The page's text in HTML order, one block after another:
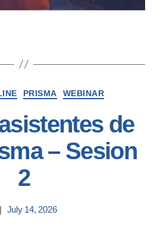
PRISMA WEBINAR
de
– Sesion
2
July 14, 2026